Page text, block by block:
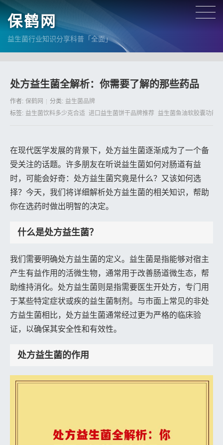
保鹤网
益生菌行业知识分享科普「全面」
处方益生菌全解析：你需要了解的那些药品
作者: 保鹤网 分类: 益生菌品牌
标签: 益生菌饮料多少克合适 进口益生菌饼干品牌推荐 益生菌鱼油软胶囊功能
在现代医学发展的背景下，处方益生菌逐渐成为了一个备
受关注的话题。许多朋友在听说益生菌如何对肠道有益
时，可能会好奇：处方益生菌究竟是什么？又该如何选
择？今天，我们将详细解析处方益生菌的相关知识，帮助
你在选药时做出明智的决定。
什么是处方益生菌？
我们需要明确处方益生菌的定义。益生菌是指能够对宿主
产生有益作用的活微生物，通常用于改善肠道微生态，帮
助维持消化。处方益生菌则是指需要医生开处方，专门用
于某些特定症状或疾的益生菌制剂。与市面上常见的非处
方益生菌相比，处方益生菌通常经过更为严格的临床验
证，以确保其安全性和有效性。
处方益生菌的作用